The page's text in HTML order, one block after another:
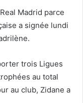
Madrid parce
a signée lundi
trois Ligues
au total
au club, Zidane a